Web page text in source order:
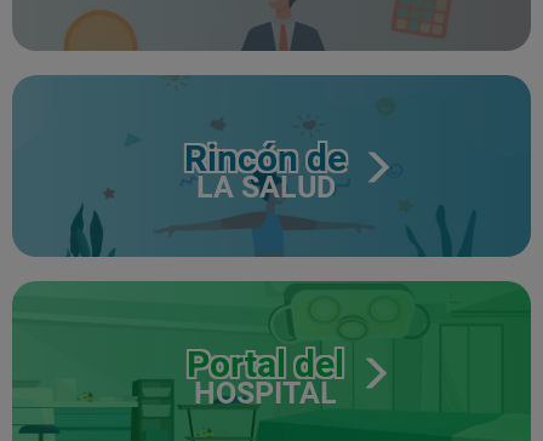
Rincón de
LA SALUD
Portal del
HOSPITAL